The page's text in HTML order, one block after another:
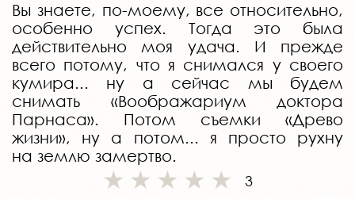
Вы знаете, по-моему, все относительно,
особенно успех. Тогда это была
действительно моя удача. И прежде
всего потому, что я снимался у своего
кумира... ну а сейчас мы будем
снимать «Воображариум доктора
Парнаса». Потом съемки «Древо
жизни», ну а потом... я просто рухну
на землю замертво.
3